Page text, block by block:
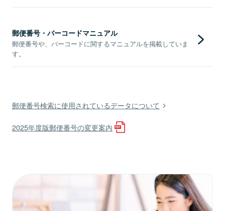
郵便番号・バーコードマニュアル
郵便番号や、バーコードに関するマニュアルを掲載していま
す。
郵便番号検索に使用されているデータについて
2025年度版郵便番号の変更案内